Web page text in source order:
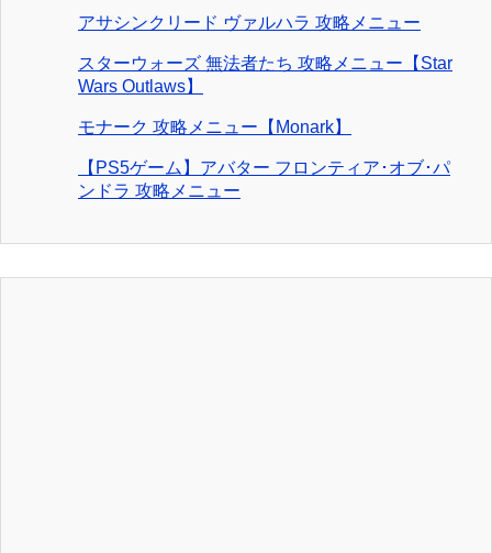
アサシンクリード ヴァルハラ 攻略メニュー
スターウォーズ 無法者たち 攻略メニュー【Star
Wars Outlaws】
モナーク 攻略メニュー【Monark】
【PS5ゲーム】アバター フロンティア･オブ･パ
ンドラ 攻略メニュー